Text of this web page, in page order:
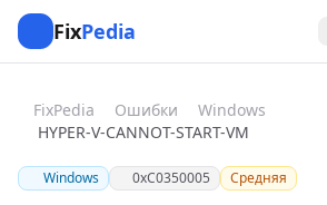
FixPedia
FixPedia Ошибки
Windows
HYPER-V-CANNOT-START-VM
Windows 0xC0350005 Средняя